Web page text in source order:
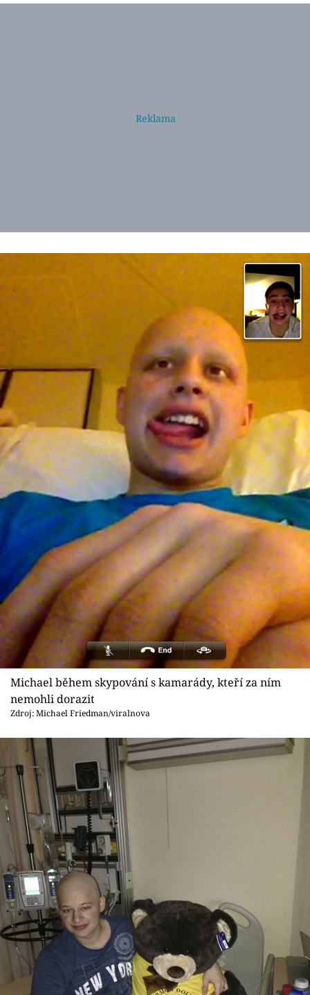
Michael během skypování s kamarády, kteří za ním
nemohli dorazit
Zdroj: Michael Friedman/viralnova